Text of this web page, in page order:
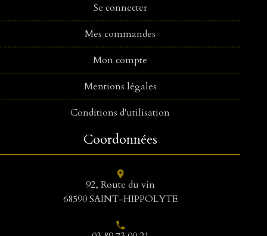
Se connecter
Mes commandes
Mon compte
Mentions légales
Conditions d'utilisation
Coordonnées
location_on
92, Route du vin
68590 SAINT-HIPPOLYTE
phone